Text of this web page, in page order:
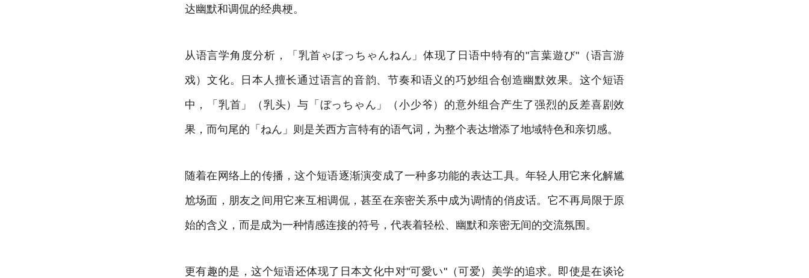
达幽默和调侃的经典梗。
从语言学角度分析，「乳首ゃぼっちゃんねん」体现了日语中特有的"言葉遊び"（语言游
戏）文化。日本人擅长通过语言的音韵、节奏和语义的巧妙组合创造幽默效果。这个短语
中，「乳首」（乳头）与「ぼっちゃん」（小少爷）的意外组合产生了强烈的反差喜剧效
果，而句尾的「ねん」则是关西方言特有的语气词，为整个表达增添了地域特色和亲切感。
随着在网络上的传播，这个短语逐渐演变成了一种多功能的表达工具。年轻人用它来化解尴
尬场面，朋友之间用它来互相调侃，甚至在亲密关系中成为调情的俏皮话。它不再局限于原
始的含义，而是成为一种情感连接的符号，代表着轻松、幽默和亲密无间的交流氛围。
更有趣的是，这个短语还体现了日本文化中对"可愛い"（可爱）美学的追求。即使是在谈论